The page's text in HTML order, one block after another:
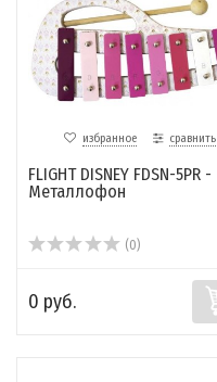
избранное сравнить
FLIGHT DISNEY FDSN-5PR -
Металлофон
(0)
0 руб.